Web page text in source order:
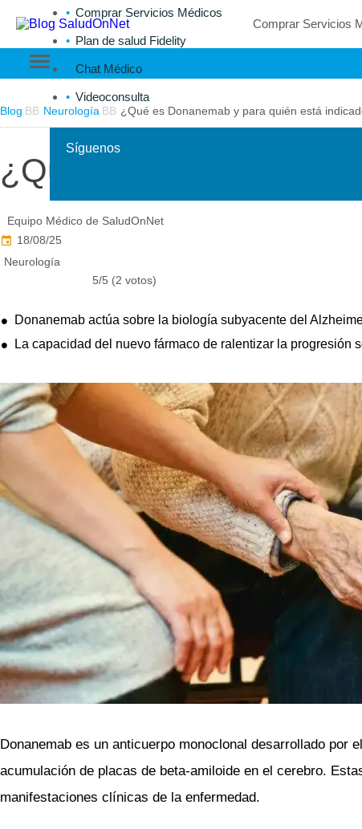
Comprar Servicios
Comprar Servicios Médicos
Plan de salud Fidelity
Chat Médico
Videoconsulta
Síguenos
Blog Neurología ¿Qué es Donanemab y para quién está
¿Qué es Donanemab y
Equipo Médico de SaludOnNet
18/08/25
Neurología
5/5 (2 votos)
Donanemab actúa sobre la biología subyacente del
La capacidad del nuevo fármaco de ralentizar la progresión
Donanemab es un anticuerpo monoclonal desarrollado
acumulación de placas de beta-amiloide en el cerebro.
manifestaciones clínicas de la enfermedad.